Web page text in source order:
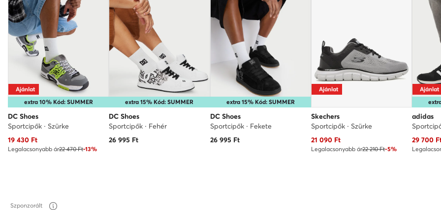
extra 10% Kód: SUMMER
Ajánlat
DC Shoes
Sportcipők · Szürke
Aktuális ár
19 430 Ft
Legalacsonyabb ár22 470 Ft-13%
extra 15% Kód: SUMMER
DC Shoes
Sportcipők · Fehér
26 995 Ft
extra 15% Kód: SUMMER
DC Shoes
Sportcipők · Fekete
26 995 Ft
Ajánlat
Skechers
Sportcipők · Szürke
Aktuális ár
21 090Ft
Legalacsonyabb ár22 210 Ft-5%
Ajánlat
adidas
Aktuális
29 700
Szponzorált